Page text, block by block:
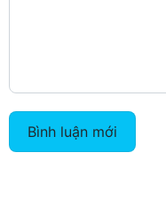
Bình luận mới